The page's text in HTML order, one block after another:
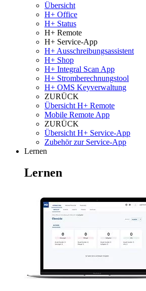
Übersicht
H+ Office
H+ Status
H+ Remote
H+ Service-App
H+ Ausschreibungsassistent
H+ Shop
H+ Integral Scan App
H+ Stromberechnungstool
H+ OMS Keyverwaltung
ZURÜCK
Übersicht H+ Remote
Mobile Remote App
ZURÜCK
Übersicht H+ Service-App
Zubehör zur Service-App
Lernen
Lernen